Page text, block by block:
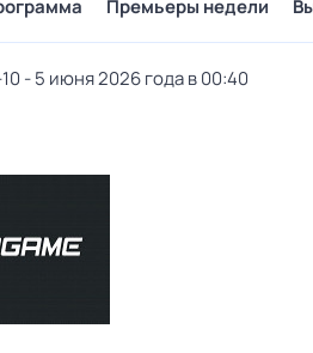
Премьеры недели
- 5 июня 2026 года в 00:40